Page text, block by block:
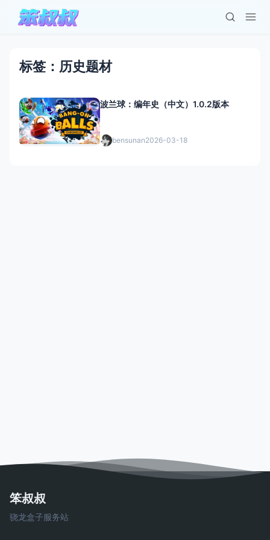
标签：历史题材
波兰球：编年史（中文）1.0.2版本
bensunan2026-03-18
笨叔叔
骁龙盒子服务站